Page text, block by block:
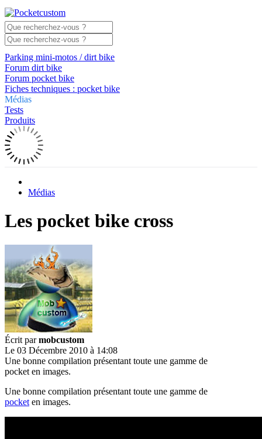
Parking mini-motos / dirt bike
Forum dirt bike
Forum pocket bike
Fiches techniques : pocket bike
Médias
Tests
Produits
Médias
Les pocket bike cross
Écrit parmobcustom
Le 03 Décembre 2010 à 14:08
Une bonne compilation présentant toute une gamme de
pocket en images.
Une bonne compilation présentant toute une gamme de
pocket en images.